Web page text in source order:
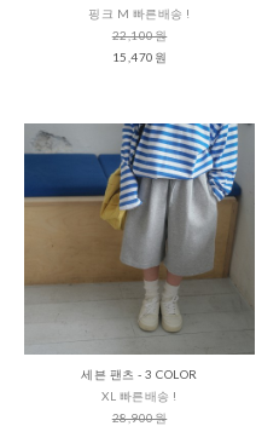
핑크 M 빠른배송 !
22,100원
15,470원
세븐 팬츠 - 3 COLOR
XL 빠른배송 !
28,900원